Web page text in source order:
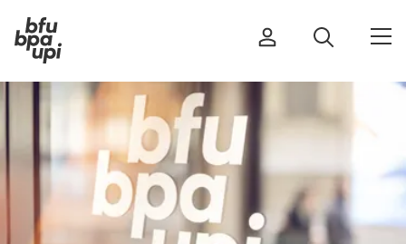
Route et trafic
Sport et activité physique
Maison et jardin
Bâtiments et installations